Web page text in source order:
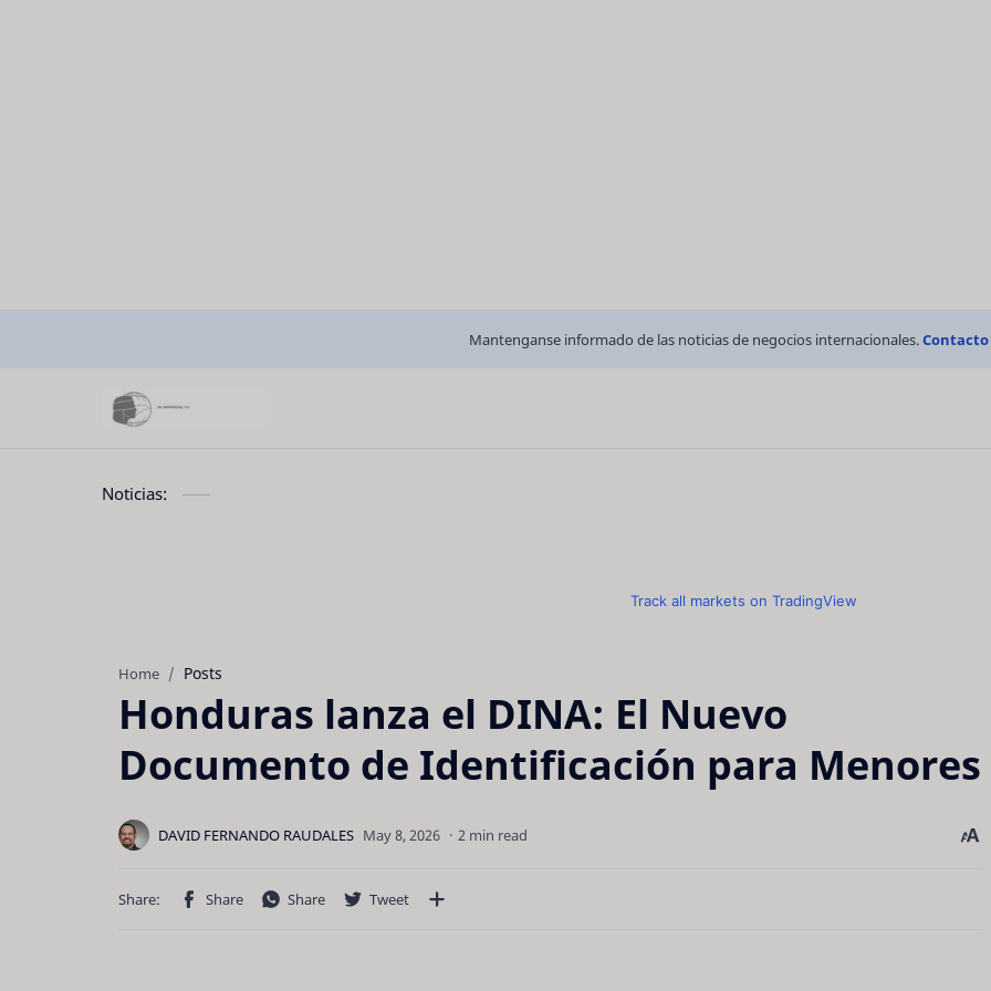
Mantenganse informado de las noticias de negocios internacionales.Contacto
Noticias:
Track all markets on TradingView
Home Posts
Honduras lanza el DINA: El Nuevo
Documento de Identificación para Menores
2 min read